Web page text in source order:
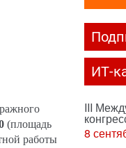
(площадь
работы
ИТ-
III
8